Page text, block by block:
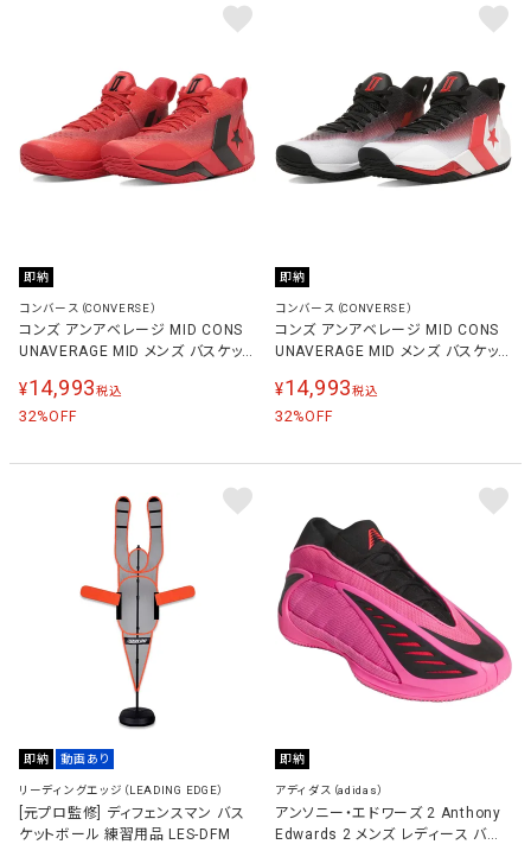
即納
コンバース（CONVERSE）
コンズ アンアベレージ MID CONS
UNAVERAGE MID メンズ バスケット
33500491
¥14,993税込
32%OFF
即納
コンバース（CONVERSE）
コンズ アンアベレージ MID CONS
UNAVERAGE MID メンズ バスケット
ック 33500490
¥14,993税込
32%OFF
即納 動画あり
リーディングエッジ（LEADING EDGE）
[元プロ監修] ディフェンスマン バス
ケットボール 練習用品 LES-DFM
即納
アディダス（adidas）
アンソニー・エドワーズ 2 Anthony
Edwards 2 メンズ レディース バス